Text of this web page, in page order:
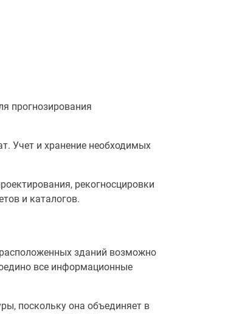
прогнозирования
Учет и хранение необходимых
рекогносцировки
и каталогов.
зданий возможно
все информационные
поскольку она объединяет в